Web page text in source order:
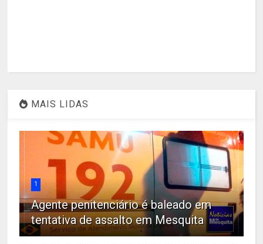
MAIS LIDAS
1
Agente penitenciário é baleado em
tentativa de assalto em Mesquita